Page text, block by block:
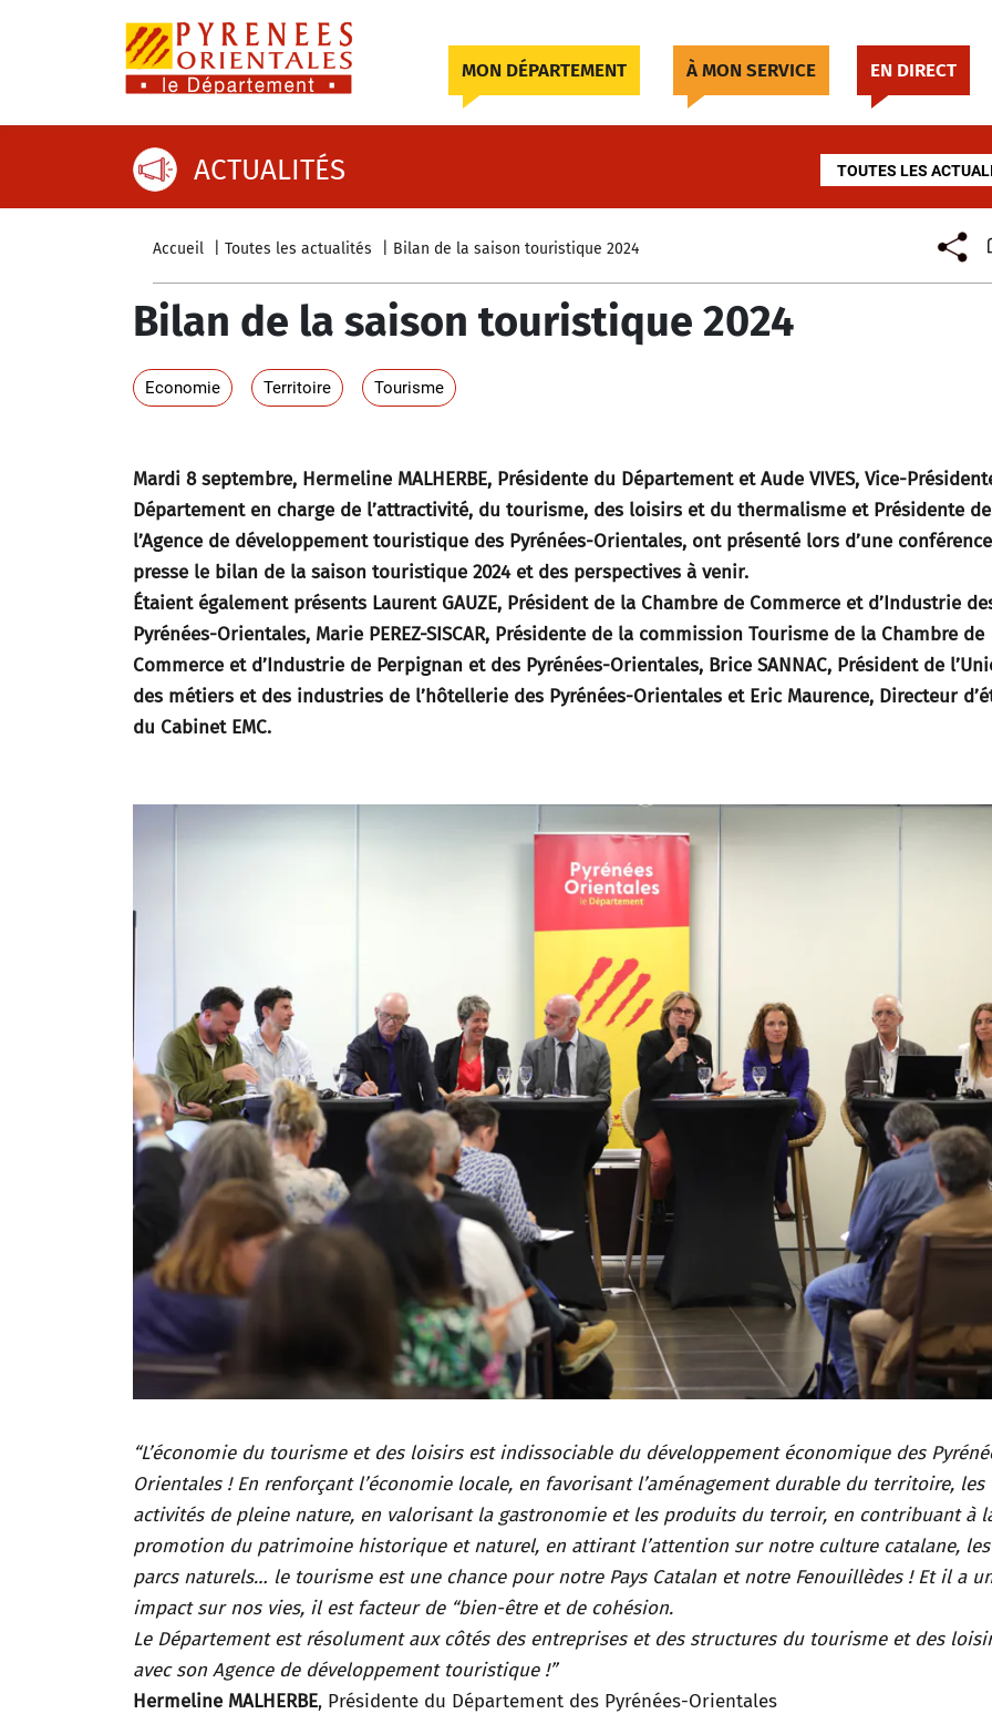
MON DÉPARTEMENT À MON SERVICE EN DIRECT
ACTUALITÉS TOUTES LES
Accueil Toutes les actualités Bilan de la saison touristique 2024
Bilan de la saison touristique 2024
Economie Territoire Tourisme
Mardi 8 septembre, Hermeline MALHERBE, Présidente du Département et Aude VIVES, Vice-
Département en charge de l’attractivité, du tourisme, des loisirs et du thermalisme et Présidente de
l’Agence de développement touristique des Pyrénées-Orientales, ont présenté lors d’une
presse le bilan de la saison touristique 2024 et des perspectives à venir.
Étaient également présents Laurent GAUZE, Président de la Chambre de Commerce et d’Industrie
Pyrénées-Orientales, Marie PEREZ-SISCAR, Présidente de la commission Tourisme de la Chambre de
Commerce et d’Industrie de Perpignan et des Pyrénées-Orientales, Brice SANNAC, Président de
des métiers et des industries de l’hôtellerie des Pyrénées-Orientales et Eric Maurence, Directeur
du Cabinet EMC.
“L’économie du tourisme et des loisirs est indissociable du développement économique des
Orientales ! En renforçant l’économie locale, en favorisant l’aménagement durable du territoire, les
activités de pleine nature, en valorisant la gastronomie et les produits du terroir, en contribuant à
promotion du patrimoine historique et naturel, en attirant l’attention sur notre culture catalane, les
parcs naturels… le tourisme est une chance pour notre Pays Catalan et notre Fenouillèdes ! Et il a
impact sur nos vies, il est facteur de “bien-être et de cohésion.
Le Département est résolument aux côtés des entreprises et des structures du tourisme et des
avec son Agence de développement touristique !”
Hermeline MALHERBE, Présidente du Département des Pyrénées-Orientales